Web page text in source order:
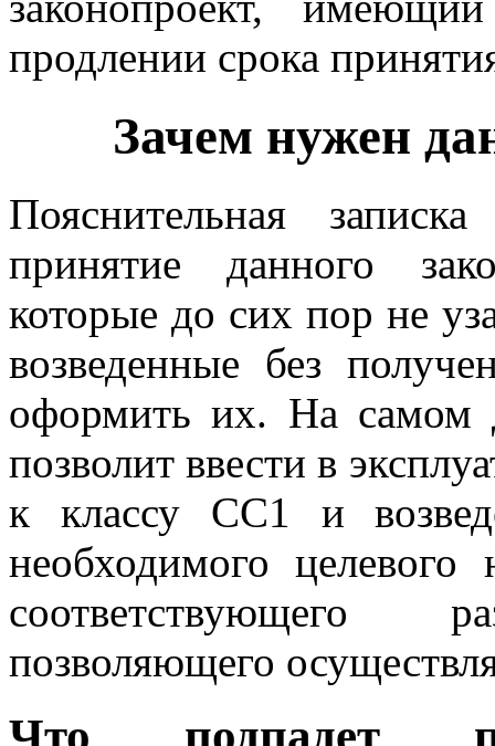
продлении срока
Зачем нужен
Пояснительная
принятие данного
которые до сих пор не
возведенные без
оформить их. На самом
позволит ввести в
к классу СС1 и
необходимого целевого
соответствующего
позволяющего
Что подпадет